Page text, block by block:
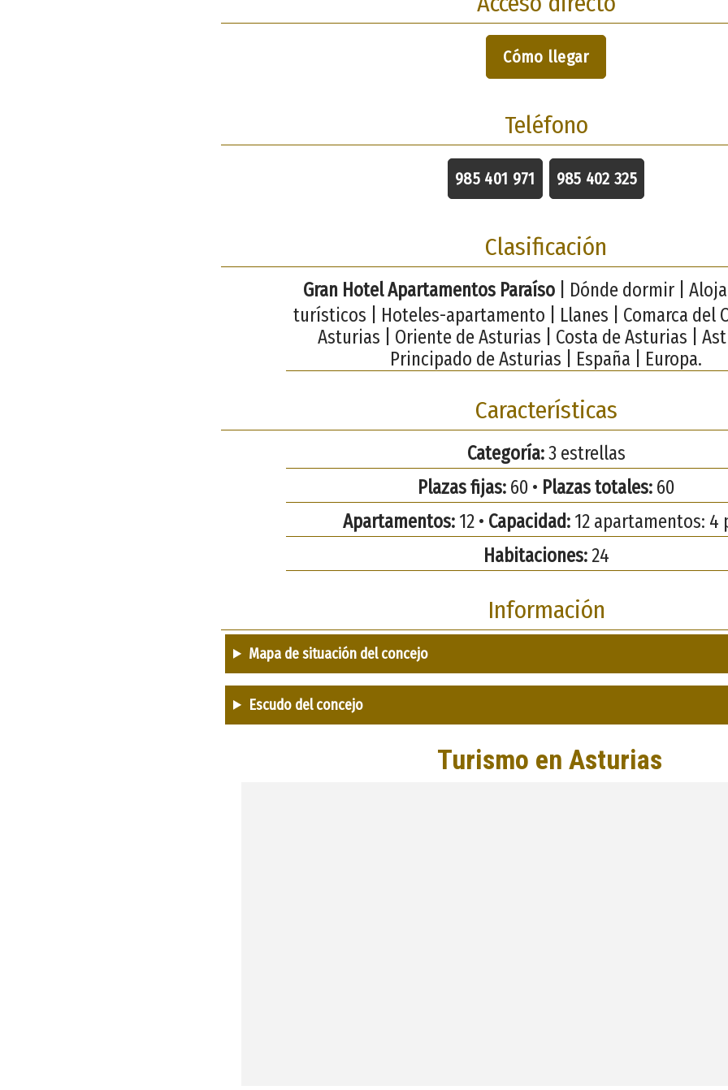
Cómo llegar
Teléfono
985 401 971 985 402 325
Clasificación
Gran Hotel Apartamentos Paraíso| Dónde dormir |
turísticos | Hoteles-apartamento | Llanes | Comarca del
Asturias | Oriente de Asturias | Costa de Asturias |
Principado de Asturias | España | Europa.
Características
Categoría:3 estrellas
Plazas fijas: 60 • Plazas totales: 60
Apartamentos:12 • Capacidad:12 apartamentos: 4
Habitaciones:24
Información
Mapa de situación del concejo
Escudo del concejo